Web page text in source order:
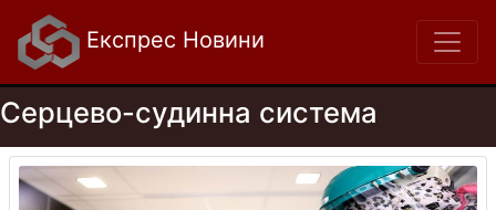
Експрес Новини
Серцево-судинна система